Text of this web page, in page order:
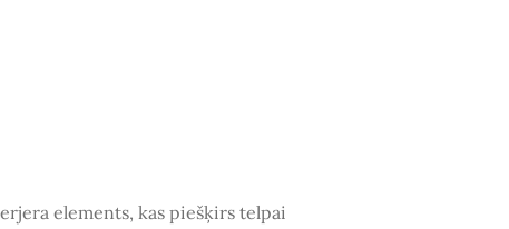
elements, kas piešķirs telpai